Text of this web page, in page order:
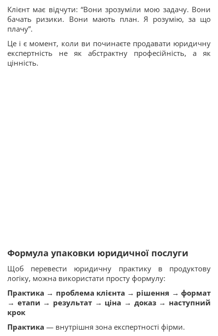
Клієнт має відчути: “Вони зрозуміли мою задачу. Вони
бачать ризики. Вони мають план. Я розумію, за що
плачу”.
Це і є момент, коли ви починаєте продавати юридичну
експертність не як абстрактну професійність, а як
цінність.
Формула упаковки юридичної послуги
Щоб перевести юридичну практику в продуктову
логіку, можна використати просту формулу:
Практика → проблема клієнта → рішення → формат
→ етапи → результат → ціна → доказ → наступний
крок
Практика — внутрішня зона експертності фірми.